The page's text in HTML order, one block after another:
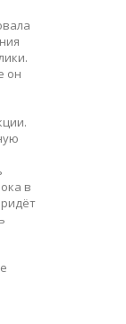
он
в